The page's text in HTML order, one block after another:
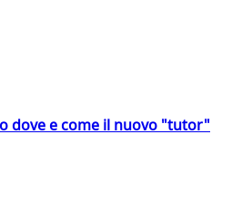
dove e come il nuovo "tutor"